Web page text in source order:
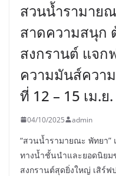
สวนน้ำรามาย
สาดความสนุก
สงกรานต์ แจ
ความมันส์ควา
ที่ 12 – 15 เม.ย
04/10/2025 admin
“สวนน้ำรามายณะ พัทยา”
ทางน้ำชั้นนำและยอดนิยม
สงกรานต์สุดยิ่งใหญ่ เสิร์